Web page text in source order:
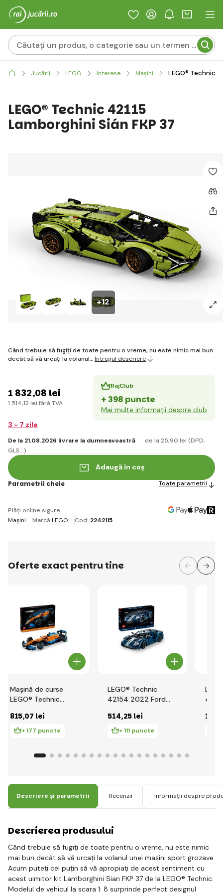
Jucării LEGO Interese Mașini LEGO® Technic
+12
LEGO® Technic 42115
Lamborghini Sián FKP 37
Când trebuie să fugiți de toate pentru o vreme, nu este nimic mai bun
decât să vă urcați la volanul… Întregul descriere
1 832,08 lei
1 514,12 lei fără TVA
RajClub
+ 398 puncte
Mai multe informații despre club
3 - 7 zile
De la 21.08.2026 livrare la dumneavoastră de la 25,90 lei (DPD,
GLS...)
Adaugă în coș
Parametrii cheie Toate parametrii
Plăți online sigure
Mașini
Marcă LEGO Cod: 2242115
Oferte exact pentru tine
Mașină de curse
LEGO® Technic
Formula 1™
815,07 lei
+ 177 puncte
LEGO® Technic
42154 2022 Ford
514,25 lei
+ 111 puncte
1
Descriere și parametrii Recenzii Informații despre
Descrierea produsului
Când trebuie să fugiți de toate pentru o vreme, nu este nimic
mai bun decât să vă urcați la volanul unei mașini sport grozave.
Acum puteți cel puțin să vă apropiați de acest sentiment cu
acest uimitor kit Lamborghini Sian FKP 37 de la LEGO® Technic.
Modelul de vehicul la scara 1: 8 surprinde perfect designul